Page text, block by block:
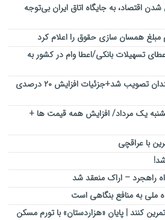
اقتصاد، به جایگاه اتاق ایران بی‌توجه
مبلغ همسان‌ سازی حقوق را اعلام کرد
تسهیلات بانکی/اعطا وام در کشور به
فوری / افزایش حقوق کارمندان تصویب شد+جزئیات افزایش ۲۰ درصدی
یک مرداد/ افزایش همه قیمت ها +
با عراقچی
راهجرد – اراک منعقد شد
ملی به منافع بنگاهی است
کنند | پایان «هزاردستان» با تورم مسکن